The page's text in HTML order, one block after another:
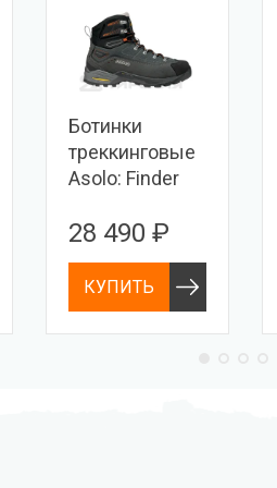
Ботинки
треккинговые
Asolo: Finder
28 490 ₽
КУПИТЬ